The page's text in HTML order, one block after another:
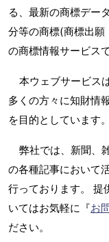
る、最新の商標デー
分等の商標(商標出願
の商標情報サービスで
本ウェブサービス
多くの方々に知財情
を目的としています。
弊社では、新聞、
の各種記事において
行っております。 提
いてはお気軽に『お
ださい。